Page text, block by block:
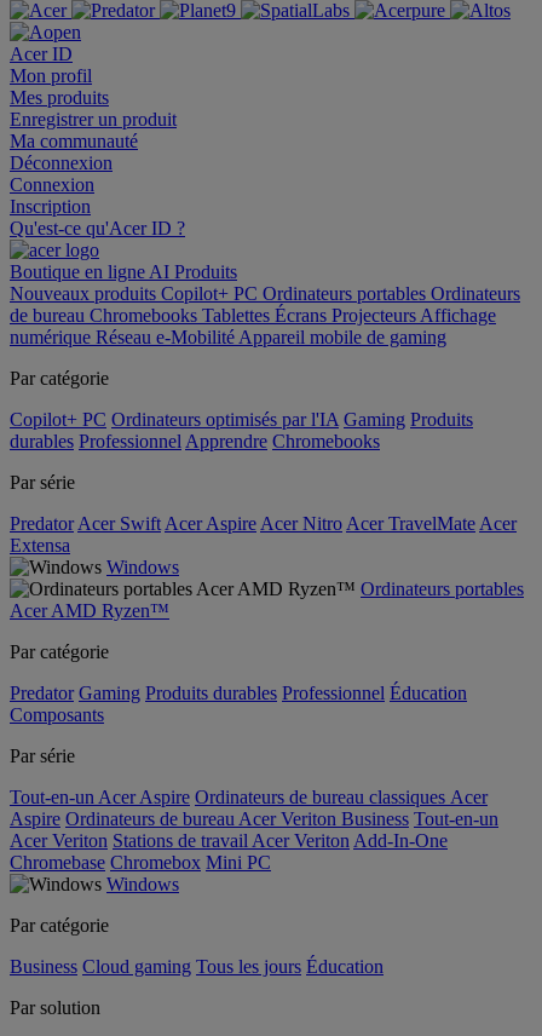
Acer ID
Mon profil
Mes produits
Enregistrer un produit
Ma communauté
Déconnexion
Connexion
Inscription
Qu'est-ce qu'Acer ID ?
Boutique en ligne AI Produits
Nouveaux produits Copilot+ PC Ordinateurs portables Ordinateurs
de bureau Chromebooks Tablettes Écrans Projecteurs Affichage
numérique Réseau e-Mobilité Appareil mobile de gaming
Par catégorie
Copilot+ PC Ordinateurs optimisés par l'IA Gaming Produits
durables Professionnel Apprendre Chromebooks
Par série
Predator Acer Swift Acer Aspire Acer Nitro Acer TravelMate Acer
Extensa
Windows
Ordinateurs portables
Acer AMD Ryzen™
Par catégorie
Predator Gaming Produits durables Professionnel Éducation
Composants
Par série
Tout-en-un Acer Aspire Ordinateurs de bureau classiques Acer
Aspire Ordinateurs de bureau Acer Veriton Business Tout-en-un
Acer Veriton Stations de travail Acer Veriton Add-In-One
Chromebase Chromebox Mini PC
Windows
Par catégorie
Business Cloud gaming Tous les jours Éducation
Par solution